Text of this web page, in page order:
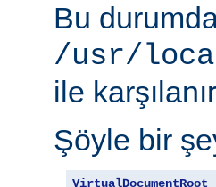
Bu
/usr/
ile
Şöyle bir
VirtualDocumentRoot